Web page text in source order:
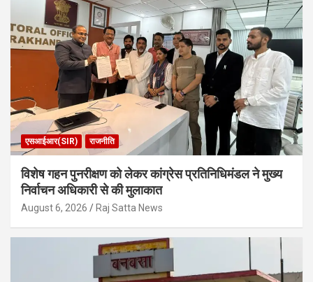
एसआईआर(SIR) राजनीति
विशेष गहन पुनरीक्षण को लेकर कांग्रेस प्रतिनिधिमंडल ने मुख्य
निर्वाचन अधिकारी से की मुलाकात
August 6, 2026 Raj Satta News